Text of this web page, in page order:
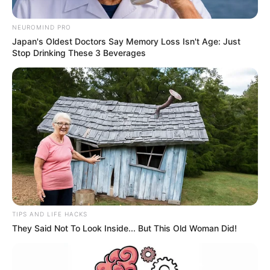
Ingimage
Cambios importantes que hará Bancolombia con tarjeta
débito.
Por: Óscar Barrero
NEUROMIND PRO
Japan's Oldest Doctors Say Memory Loss Isn't Age: Just
Stop Drinking These 3 Beverages
TIPS AND LIFE HACKS
They Said Not To Look Inside... But This Old Woman Did!